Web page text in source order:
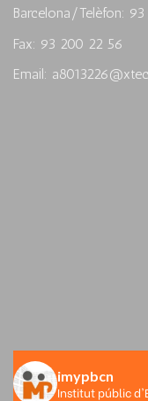
Barcelona/Telèfon:
Fax: 93 200 22 56
Email:
imypbcn
Institut públic